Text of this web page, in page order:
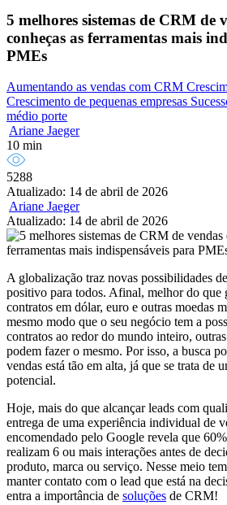
5 melhores sistemas de CRM de
conheças as ferramentas mais
PMEs
Aumentando as vendas com CRM
Crescimento de pequenas empresas
médio porte
Ariane Jaeger
10 min
5288
Atualizado: 14 de abril de 2026
Ariane Jaeger
Atualizado: 14 de abril de 2026
A globalização traz novas possibilidades
positivo para todos. Afinal, melhor do que
contratos em dólar, euro e outras moedas
mesmo modo que o seu negócio tem a
contratos ao redor do mundo inteiro,
podem fazer o mesmo. Por isso, a busca
vendas está tão em alta, já que se trata de
potencial.
Hoje, mais do que alcançar leads com
entrega de uma experiência individual de
encomendado pelo Google revela que
realizam 6 ou mais interações antes de
produto, marca ou serviço. Nesse meio
manter contato com o lead que está na
entra a importância de soluções de CRM!